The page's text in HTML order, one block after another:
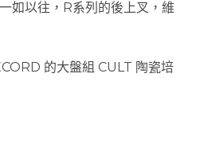
如以往，R系列的後上叉，維
的大盤組 CULT 陶瓷培